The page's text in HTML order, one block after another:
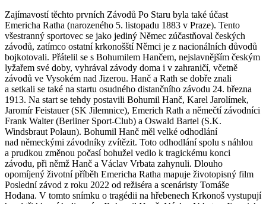
Zajímavostí těchto prvních Závodů Po Staru byla také účast
Emericha Ratha (narozeného 5. listopadu 1883 v Praze). Tento
všestranný sportovec se jako jediný Němec zúčastňoval českých
závodů, zatímco ostatní krkonošští Němci je z nacionálních důvodů
bojkotovali. Přátelil se s Bohumilem Hančem, nejslavnějším českým
lyžařem své doby, vyhrával závody doma i v zahraničí, včetně
závodů ve Vysokém nad Jizerou. Hanč a Rath se dobře znali
a setkali se také na startu osudného distančního závodu 24. března
1913. Na start se tehdy postavili Bohumil Hanč, Karel Jarolímek,
Jaromír Feistauer (SK Jilemnice), Emerich Rath a němečtí závodníci
Frank Walter (Berliner Sport-Club) a Oswald Bartel (S.K.
Windsbraut Polaun). Bohumil Hanč měl velké odhodlání
nad německými závodníky zvítězit. Toto odhodlání spolu s náhlou
a prudkou změnou počasí bohužel vedlo k tragickému konci
závodu, při němž Hanč a Václav Vrbata zahynuli. Dlouho
opomíjený životní příběh Emericha Ratha mapuje životopisný film
Poslední závod z roku 2022 od režiséra a scenáristy Tomáše
Hodana. V tomto snímku o tragédii na hřebenech Krkonoš vystupují